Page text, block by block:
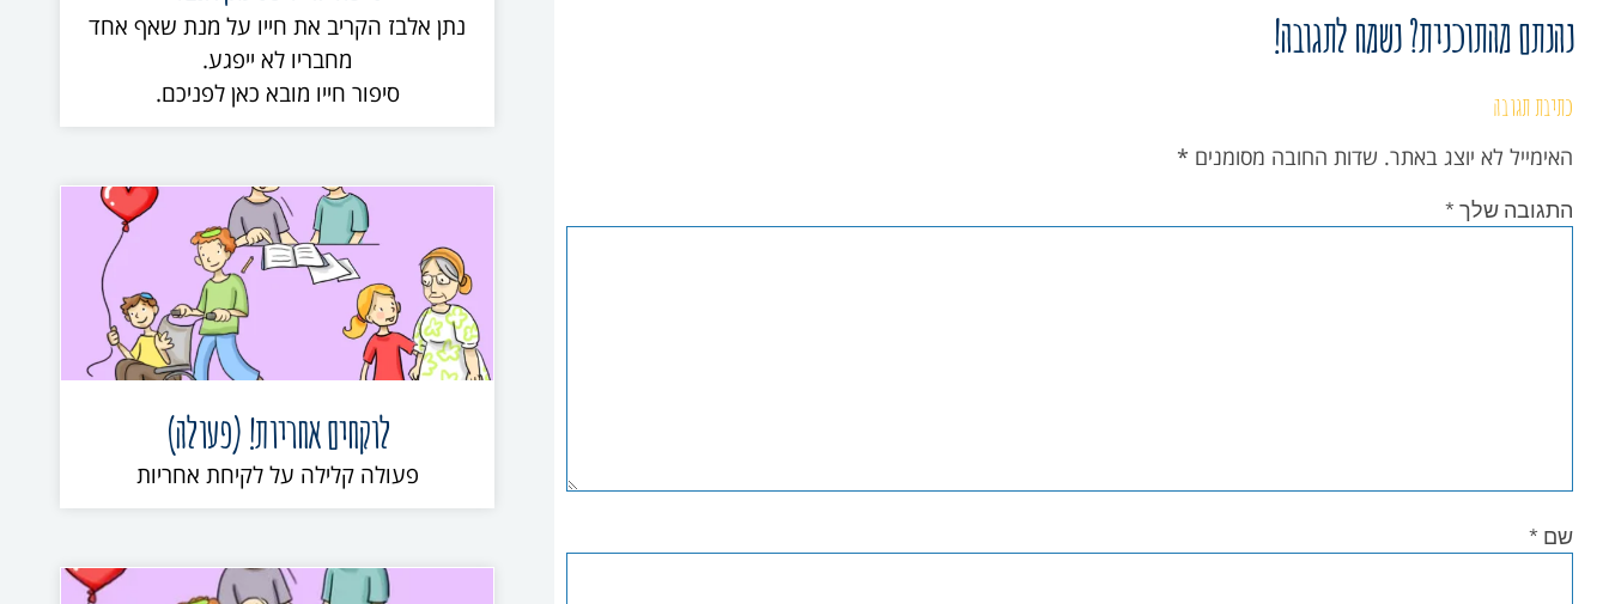
נהנתם מהתוכנית? נשמח לתגובה!
כתיבת תגובה
האימייל לא יוצג באתר. שדות החובה מסומנים *
התגובה שלך *
שם *
נתן אלבז הקריב את חייו על מנת שאף אחד
מחבריו לא ייפגע.
סיפור חייו מובא כאן לפניכם.
לוקחים אחריות! (פעולה)
פעולה קלילה על לקיחת אחריות